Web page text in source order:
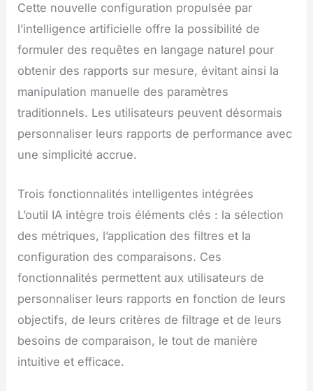
Cette nouvelle configuration propulsée par
l’intelligence artificielle offre la possibilité de
formuler des requêtes en langage naturel pour
obtenir des rapports sur mesure, évitant ainsi la
manipulation manuelle des paramètres
traditionnels. Les utilisateurs peuvent désormais
personnaliser leurs rapports de performance avec
une simplicité accrue.
Trois fonctionnalités intelligentes intégrées
L’outil IA intègre trois éléments clés : la sélection
des métriques, l’application des filtres et la
configuration des comparaisons. Ces
fonctionnalités permettent aux utilisateurs de
personnaliser leurs rapports en fonction de leurs
objectifs, de leurs critères de filtrage et de leurs
besoins de comparaison, le tout de manière
intuitive et efficace.